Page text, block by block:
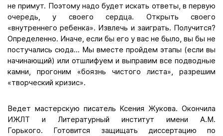
не примут. Поэтому надо будет искать ответы, в первую
очередь, у своего сердца. Открыть своего
«внутреннего ребенка». Извлечь и заиграть. Получится?
Определенно. Иначе, если бы его у вас не было, вы бы не
постучались сюда... Мы вместе пройдем этапы (если вы
начинающий) или отшлифуем и выправим все подводные
камни, прогоним «боязнь чистого листа», разрешим
«творческий кризис».
Ведет мастерскую писатель Ксения Жукова. Окончила
ИЖЛТ и Литературный институт имени А.М.
Горького. Готовится защищать диссертацию по